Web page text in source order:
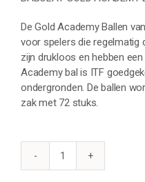
De Gold Academy Ballen
voor spelers die regelmatig
zijn drukloos en hebben
Academy bal is ITF
ondergronden. De ballen
zak met 72 stuks.
BABOLAT